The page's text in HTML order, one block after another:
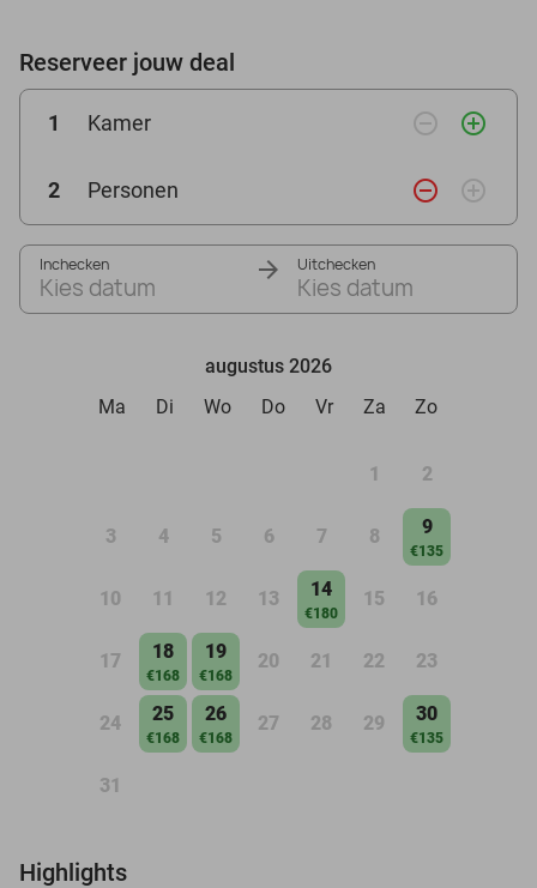
Reserveer jouw deal
1 Kamer remove_circle_outline add_circle_outline
2 Personen remove_circle_outline add_circle_outline
Inchecken
Kies datum
Uitchecken
Kies datum
augustus 2026
Ma
Di Wo Do Vr Za Zo
1 2
3 4 5 6 7 8 9
€135
10 11 12 13 14
€180
15 16
17 18
€168
19
€168
20 21 22 23
24 25
€168
26
€168
27 28 29 30
€135
31
Highlights